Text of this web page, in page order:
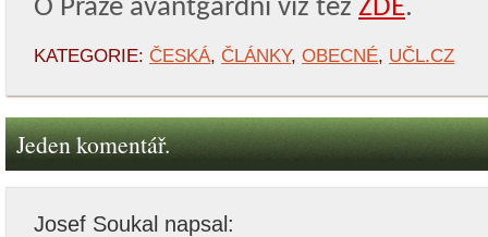
O Praze avantgardní viz též ZDE.
KATEGORIE: ČESKÁ, ČLÁNKY, OBECNÉ, UČL.CZ
Jeden komentář.
Josef Soukal napsal: